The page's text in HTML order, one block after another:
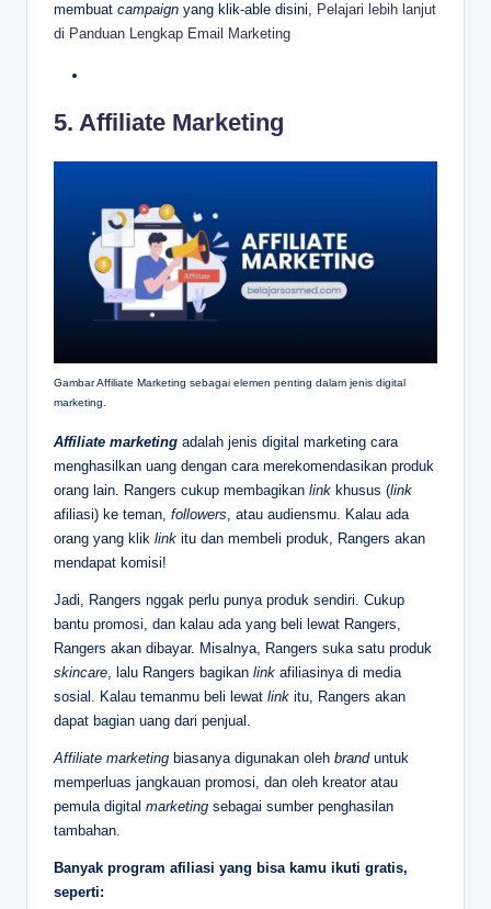
membuat campaign yang klik-able disini, Pelajari lebih lanjut
di Panduan Lengkap Email Marketing
5. Affiliate Marketing
Gambar Affiliate Marketing sebagai elemen penting dalam jenis digital
marketing.
Affiliate marketing adalah jenis digital marketing cara
menghasilkan uang dengan cara merekomendasikan produk
orang lain. Rangers cukup membagikan link khusus (link
afiliasi) ke teman, followers, atau audiensmu. Kalau ada
orang yang klik link itu dan membeli produk, Rangers akan
mendapat komisi!
Jadi, Rangers nggak perlu punya produk sendiri. Cukup
bantu promosi, dan kalau ada yang beli lewat Rangers,
Rangers akan dibayar. Misalnya, Rangers suka satu produk
skincare, lalu Rangers bagikan link afiliasinya di media
sosial. Kalau temanmu beli lewat link itu, Rangers akan
dapat bagian uang dari penjual.
Affiliate marketing biasanya digunakan oleh brand untuk
memperluas jangkauan promosi, dan oleh kreator atau
pemula digital marketing sebagai sumber penghasilan
tambahan.
Banyak program afiliasi yang bisa kamu ikuti gratis,
seperti: